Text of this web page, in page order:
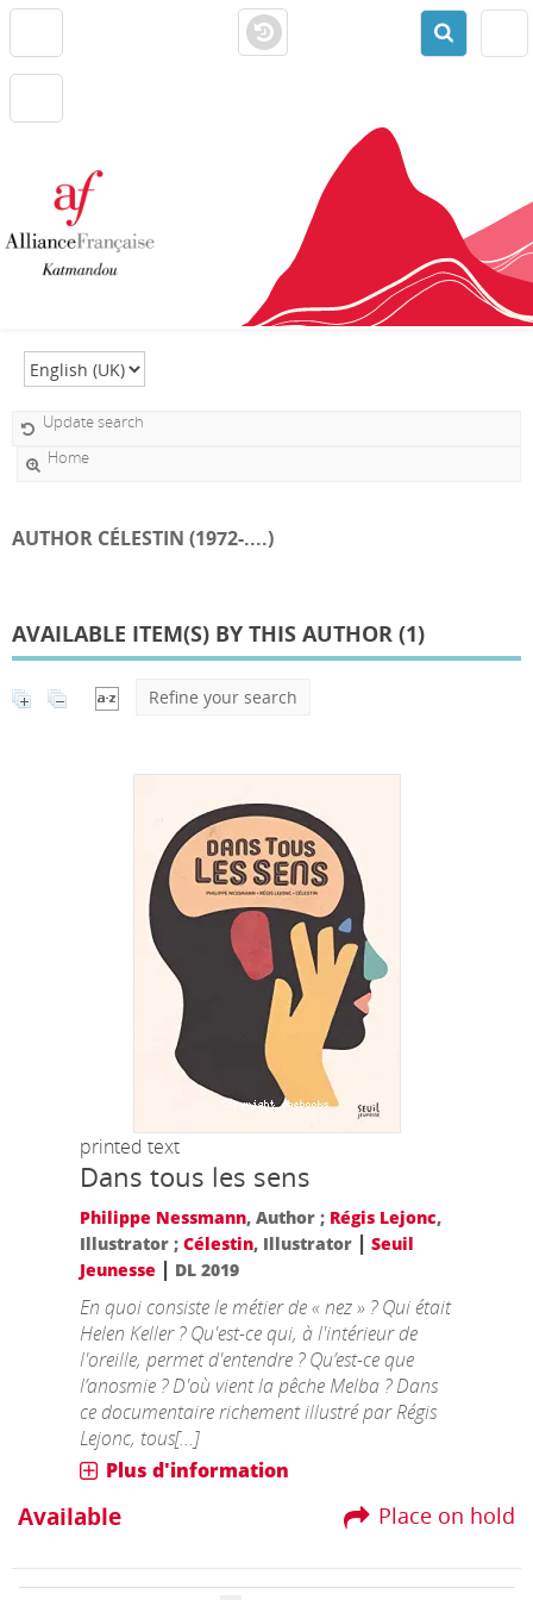
Select language
Update search
Home
AUTHOR CÉLESTIN (1972-....)
AVAILABLE ITEM(S) BY THIS AUTHOR (1)
Refine your search
printed text
Dans tous les sens
Philippe Nessmann, Author ; Régis Lejonc,
Illustrator ;Célestin, Illustrator |Seuil
Jeunesse | DL 2019
En quoi consiste le métier de « nez » ? Qui était
Helen Keller ? Qu'est-ce qui, à l'intérieur de
l'oreille, permet d'entendre ? Qu’est-ce que
l’anosmie ? D'où vient la pêche Melba ? Dans
ce documentaire richement illustré par Régis
Lejonc, tous[...]
Plus d'information
Place on hold
Available